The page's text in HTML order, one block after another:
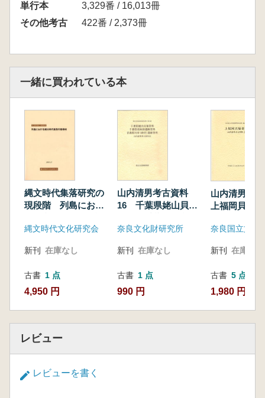
単行本
3,329番 / 16,013冊
その他考古
422番 / 2,373冊
一緒に買われている本
縄文時代集落研究の
現段階 列島におけ
様相
縄文時代文化研究会
新刊 在庫なし
古書 1 点
4,950 円
山内清男考古資料
16 千葉県姥山貝塚
遺跡資料 青森県川
奈良文化財研究所
新刊 在庫なし
古書 1 点
990 円
山内清男考
上福岡貝塚
奈良国立文化
新刊 在庫なし
古書 5 点
1,980 円~
レビュー
レビューを書く